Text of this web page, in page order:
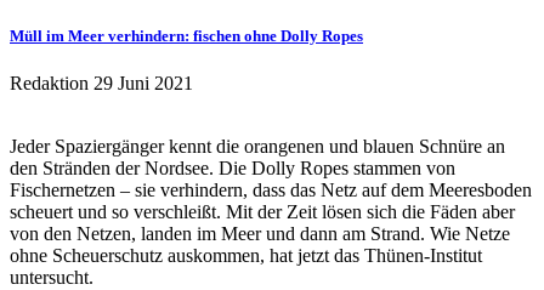
Müll im Meer verhindern: fischen ohne Dolly Ropes
Redaktion 29 Juni 2021
Jeder Spaziergänger kennt die orangenen und blauen Schnüre an
den Stränden der Nordsee. Die Dolly Ropes stammen von
Fischernetzen – sie verhindern, dass das Netz auf dem Meeresboden
scheuert und so verschleißt. Mit der Zeit lösen sich die Fäden aber
von den Netzen, landen im Meer und dann am Strand. Wie Netze
ohne Scheuerschutz auskommen, hat jetzt das Thünen-Institut
untersucht.